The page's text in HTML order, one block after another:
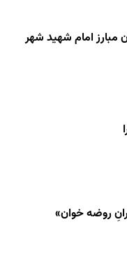
مبارز امام شهید شهر
روضه خوان»